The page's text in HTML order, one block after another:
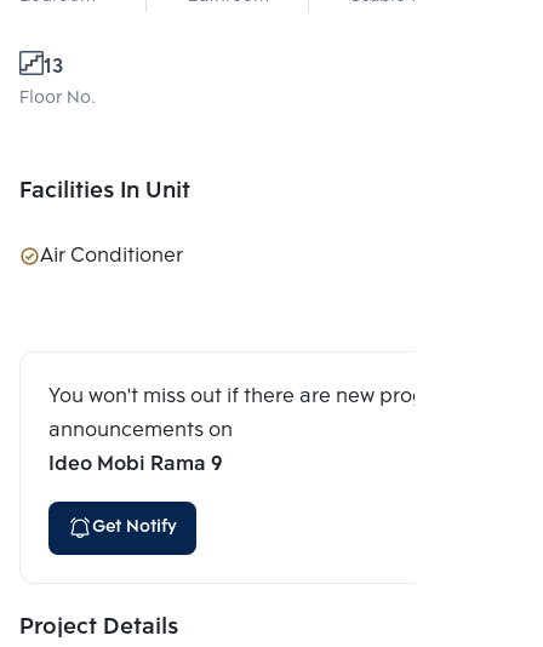
13
Floor No.
Facilities In Unit
Air Conditioner
You won't miss out if there are new program
announcements on
Ideo Mobi Rama 9
Get Notify
Project Details